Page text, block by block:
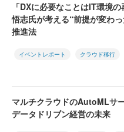
「DXに必要なことはIT環境
悟志氏が考える“前提が変わ
推進法
イベントレポート クラウド移行
マルチクラウドのAutoMLサ
データドリブン経営の未来